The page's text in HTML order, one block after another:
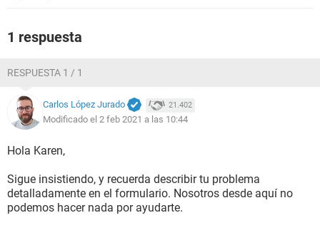
1 respuesta
RESPUESTA 1 / 1
Carlos López Jurado 21.402
Modificado el 2 feb 2021 a las 10:44
Hola Karen,
Sigue insistiendo, y recuerda describir tu problema
detalladamente en el formulario. Nosotros desde aquí no
podemos hacer nada por ayudarte.